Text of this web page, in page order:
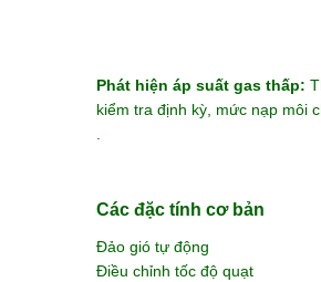
Phát hiện áp suất gas thấp:
kiểm tra định kỳ, mức nạp môi
Các đặc tính cơ bản
Đảo gió tự động
Điều chỉnh tốc độ quạt